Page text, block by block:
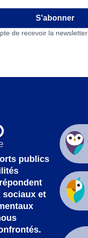
S'abonner
de recevoir la newsletter
publics
sociaux et